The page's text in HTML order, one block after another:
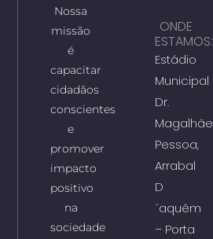
Nossa
missão
é
capacitar
cidadãos
conscientes
e
promover
impacto
positivo
na
sociedade
ONDE
ESTAMOS:
Estádio
Municipal
Dr.
Pessoa,
Arrabal
D
´aquêm
– Porta